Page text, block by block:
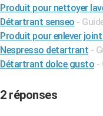
Produit pour nettoyer
Détartrant senseo -
Produit pour enlever
Nespresso detartrant -
Détartrant dolce gusto -
2 réponses